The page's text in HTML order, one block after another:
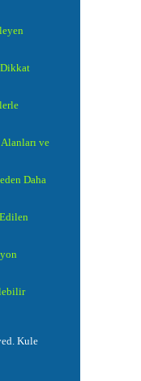
Dikkat
ve
Daha
Kule